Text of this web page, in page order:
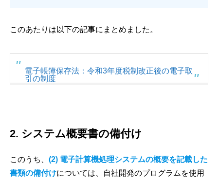
このあたりは以下の記事にまとめました。
電子帳簿保存法：令和3年度税制改正後の電子取
引の制度
2. システム概要書の備付け
このうち、 (2) 電子計算機処理システムの概要を記載した
書類の備付けについては、自社開発のプログラムを使用